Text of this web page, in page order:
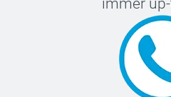
immer